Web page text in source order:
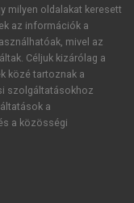
milyen oldalakat keresett
az információk a
mivel az
Céljuk kizárólag a
közé tartoznak a
szolgáltatásokhoz
a
a közösségi